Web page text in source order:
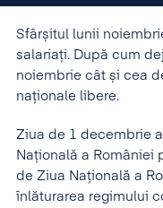
Sfârșitul lunii
salariați. După cum
noiembrie cât și cea
naționale libere.
Ziua de 1 decembrie
Națională a României
de Ziua Naţională a
înlăturarea regimului